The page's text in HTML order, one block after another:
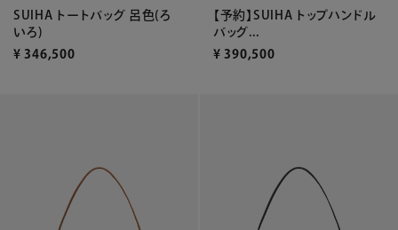
SUIHA トートバッグ 呂色(ろ
いろ)
¥ 346,500
【予約】SUIHA トップハンドル
バッグ...
¥ 390,500